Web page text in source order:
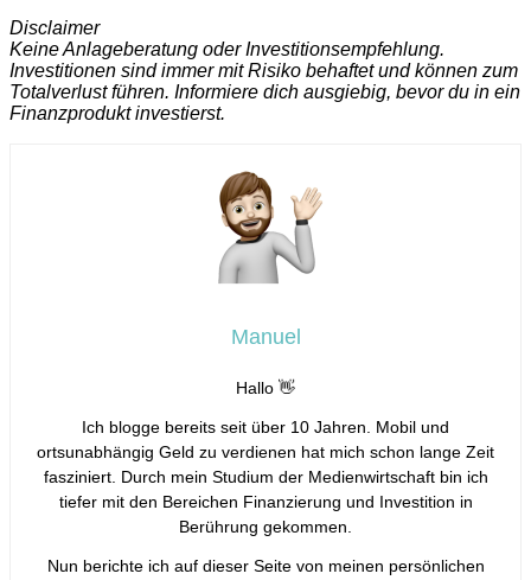
Disclaimer
Keine Anlageberatung oder Investitionsempfehlung.
Investitionen sind immer mit Risiko behaftet und können zum
Totalverlust führen. Informiere dich ausgiebig, bevor du in ein
Finanzprodukt investierst.
Manuel
Hallo 👋
Ich blogge bereits seit über 10 Jahren. Mobil und
ortsunabhängig Geld zu verdienen hat mich schon lange Zeit
fasziniert. Durch mein Studium der Medienwirtschaft bin ich
tiefer mit den Bereichen Finanzierung und Investition in
Berührung gekommen.
Nun berichte ich auf dieser Seite von meinen persönlichen